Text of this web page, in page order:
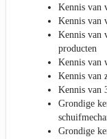
Kennis van
Kennis van
Kennis van
producten
Kennis van
Kennis van
Kennis van
Grondige
Grondige